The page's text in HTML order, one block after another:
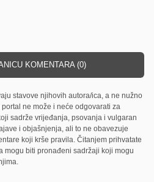
KOMENTARA (0)
stavove njihovih autora/ica, a ne nužno
ne može i neće odgovarati za
sadrže vrijeđanja, psovanja i vulgaran
i objašnjenja, ali to ne obavezuje
koji krše pravila. Čitanjem prihvatate
mogu biti pronađeni sadržaji koji mogu